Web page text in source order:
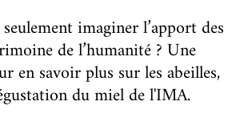
imaginer l’apport des
de l’humanité ? Une
en savoir plus sur les abeilles,
du miel de l'IMA.